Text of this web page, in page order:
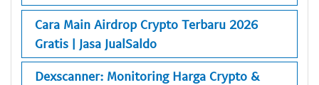
Cara Main Airdrop Crypto Terbaru 2026
Gratis | Jasa JualSaldo
Dexscanner: Monitoring Harga Crypto &